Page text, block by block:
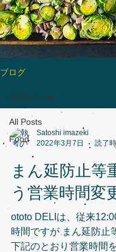
ブログ
All Posts
Food
All Posts
Satoshi imazeki
2022年3月7日
読了
まん延防止等
う営業時間変
ototo DELIは、従来
時間ですが まん延防止
下記のとおり営業時間